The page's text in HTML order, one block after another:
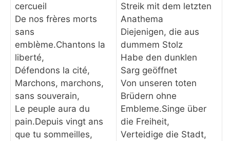
cercueil
De nos frères morts
sans
emblème.Chantons la
liberté,
Défendons la cité,
Marchons, marchons,
sans souverain,
Le peuple aura du
pain.Depuis vingt ans
que tu sommeilles,
Streik mit dem letzten
Anathema
Diejenigen, die aus
dummem Stolz
Habe den dunklen
Sarg geöffnet
Von unseren toten
Brüdern ohne
Embleme.Singe über
die Freiheit,
Verteidige die Stadt,